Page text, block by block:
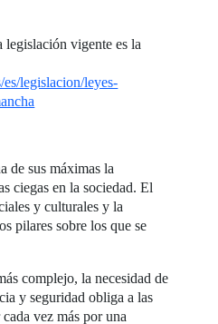
vigente es la
es/legislacion/leyes-
de sus máximas la
ciegas en la sociedad. El
y culturales y la
pilares sobre los que se
complejo, la necesidad de
y seguridad obliga a las
vez más por una